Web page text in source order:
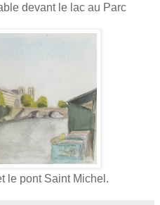
devant le lac au Parc
le pont Saint Michel.